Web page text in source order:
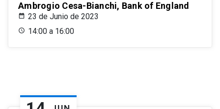
Ambrogio Cesa-Bianchi, Bank of England
23 de Junio de 2023
14:00 a 16:00